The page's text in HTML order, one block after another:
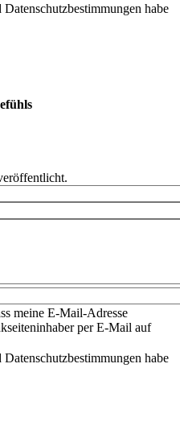
habe
meine E-Mail-Adresse
per E-Mail auf
habe